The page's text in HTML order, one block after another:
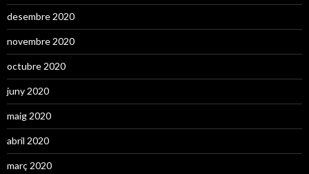
desembre 2020
novembre 2020
octubre 2020
juny 2020
maig 2020
abril 2020
març 2020